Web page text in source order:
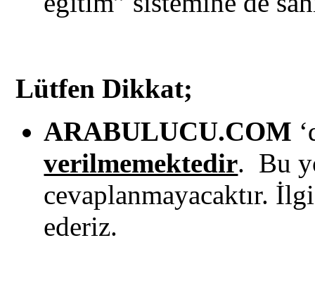
Lütfen Dikkat;
ARABULUCU.COM
verilmemektedir. Bu
cevaplanmayacaktır.
ederiz.